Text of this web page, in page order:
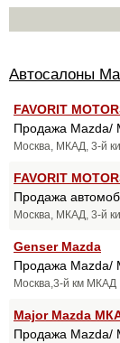
Автосалоны
FAVORIT
Продажа Mazda/
Москва, МКАД, 3-й
FAVORIT
Продажа
Москва, МКАД, 3-й
Genser Mazda
Продажа Mazda/
Москва,3-й км МКАД
Major Mazda
Продажа Mazda/